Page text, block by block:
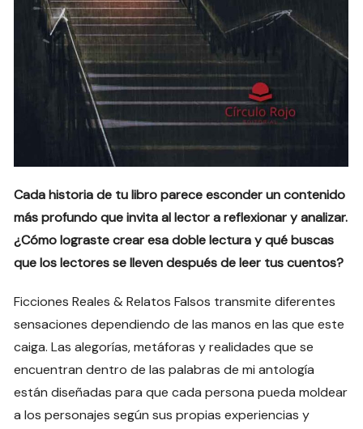
Cada historia de tu libro parece esconder un contenido
más profundo que invita al lector a reflexionar y analizar.
¿Cómo lograste crear esa doble lectura y qué buscas
que los lectores se lleven después de leer tus cuentos?
Ficciones Reales & Relatos Falsos transmite diferentes
sensaciones dependiendo de las manos en las que este
caiga. Las alegorías, metáforas y realidades que se
encuentran dentro de las palabras de mi antología
están diseñadas para que cada persona pueda moldear
a los personajes según sus propias experiencias y